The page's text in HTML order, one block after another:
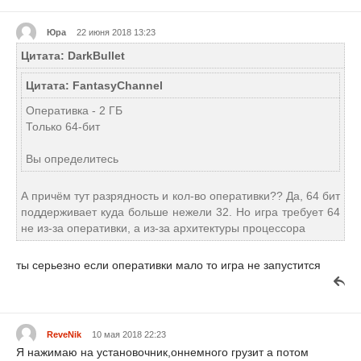
Юра 22 июня 2018 13:23
Цитата: DarkBullet
Цитата: FantasyChannel
Оперативка - 2 ГБ
Только 64-бит
Вы определитесь
А причём тут разрядность и кол-во оперативки?? Да, 64 бит
поддерживает куда больше нежели 32. Но игра требует 64
не из-за оперативки, а из-за архитектуры процессора
ты серьезно если оперативки мало то игра не запустится
ReveNik 10 мая 2018 22:23
Я нажимаю на установочник,оннемного грузит а потом